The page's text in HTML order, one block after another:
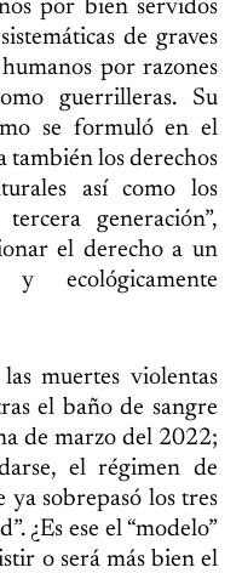
por bien servidos
de graves
por razones
guerrilleras. Su
se formuló en el
también los derechos
así como los
generación”,
el derecho a un
ecológicamente
muertes violentas
el baño de sangre
de marzo del 2022;
el régimen de
ya sobrepasó los tres
¿Es ese el “modelo”
o será más bien el